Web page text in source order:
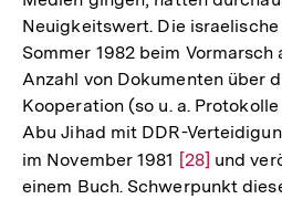
Neuigkeitswert. Die
Sommer 1982 beim
Anzahl von Dokumenten über
Kooperation (so u. a.
Abu Jihad mit DDR-
im November 1981 Zur
Auflösung
[28] und
einem Buch. Schwerpunkt